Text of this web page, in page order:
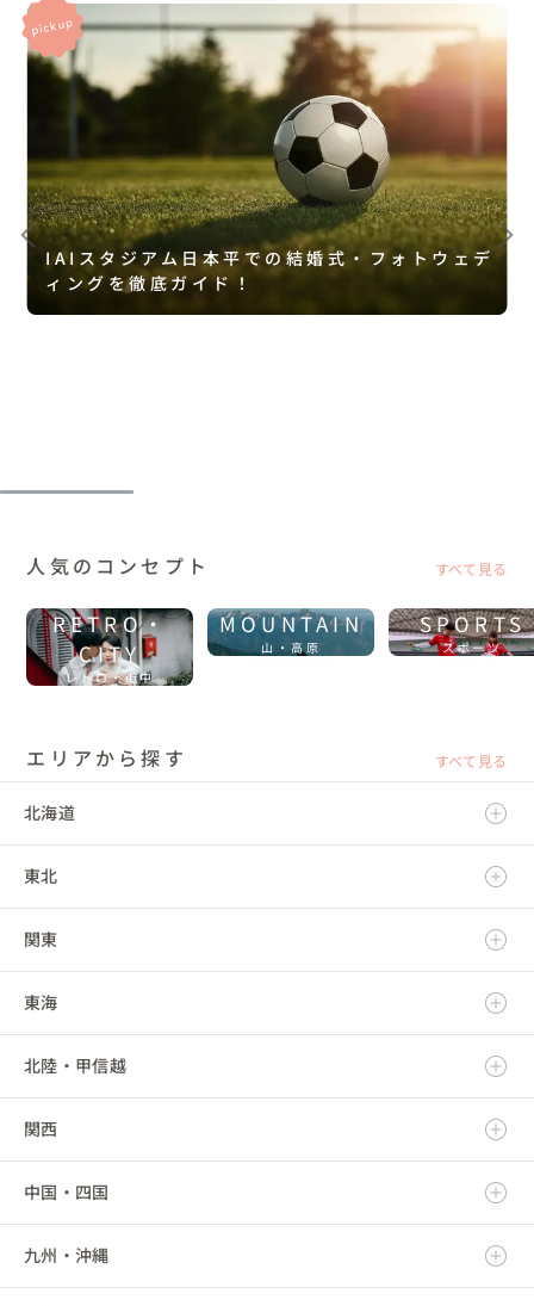
IAIスタジアム日本平での結婚式・フォトウェデ
ィングを徹底ガイド！
人気のコンセプト すべて見る
RETRO・
CITY
レトロ・街中
MOUNTAIN
山・高原
SPORTS
スポーツ
エリアから探す すべて見る
北海道
北海道
東北
青森県
岩手県
宮城県
秋田県
山形県
福島県
関東
茨城県
栃木県
群馬県
埼玉県
千葉県
東海
岐阜県
静岡県
愛知県
三重県
北陸・甲信越
新潟県
富山県
石川県
関西
滋賀県
京都府
中国・四国
鳥取県
九州・沖縄